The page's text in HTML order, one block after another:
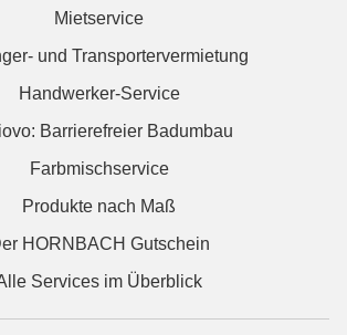
Mietservice
und Transportervermietung
Handwerker-Service
Barrierefreier Badumbau
Farbmischservice
Produkte nach Maß
HORNBACH Gutschein
Services im Überblick